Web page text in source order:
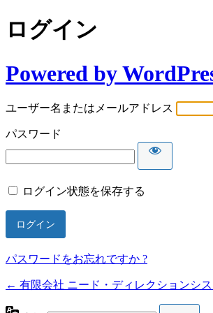
ログイン
Powered by
ユーザー名またはメールアドレス
パスワード
ログイン状態を保存する
パスワードをお忘れですか ?
← 有限会社 ニード・ディレクションシ